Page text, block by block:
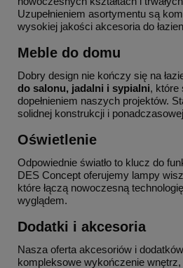
Uzupełnieniem asortymentu są
wysokiej jakości akcesoria do
Meble do domu
Dobry design nie kończy się na
do salonu, jadalni i sypialni, które
dopełnieniem naszych projektów.
solidnej konstrukcji i
Oświetlenie
Odpowiednie światło to klucz do
DES Concept oferujemy lampy
które łączą nowoczesną
wyglądem.
Dodatki i akcesoria
Nasza oferta akcesoriów i
kompleksowe wykończenie